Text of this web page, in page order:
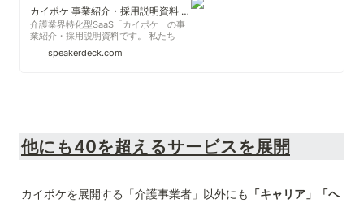
カイポケ 事業紹介・採用説明資料 / We are hiring
介護業界特化型SaaS「カイポケ」の事
業紹介・採用説明資料です。 私たち
は、多面的な経営支援とICT活用による
業務効率化で、介護という日本の大きな
speakerdeck.com
他にも40を超えるサービスを展開
カイポケを展開する「介護事業者」以外にも 「キャリア」「ヘ